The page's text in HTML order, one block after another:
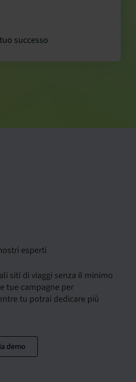
successo
esperti
siti di viaggi senza il minimo
tue campagne per
tu potrai dedicare più
demo